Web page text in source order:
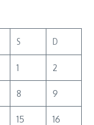
S D
1 2
8 9
15 16